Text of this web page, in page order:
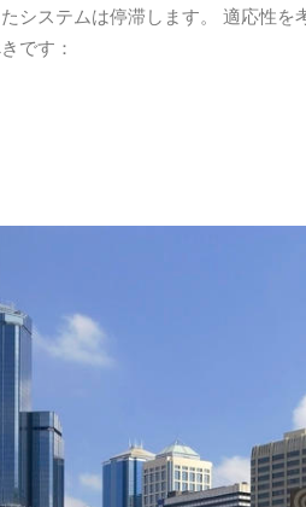
システムは停滞します。 適応性
です：